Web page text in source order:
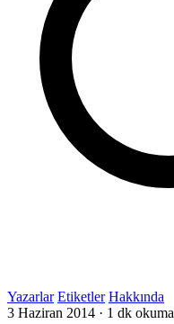
Yazarlar Etiketler Hakkında
3 Haziran 2014 · 1 dk okuma